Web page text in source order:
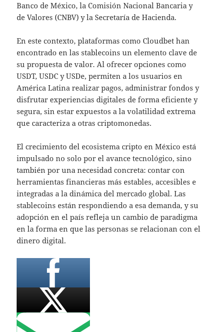
Banco de México, la Comisión Nacional Bancaria y
de Valores (CNBV) y la Secretaría de Hacienda.
En este contexto, plataformas como Cloudbet han
encontrado en las stablecoins un elemento clave de
su propuesta de valor. Al ofrecer opciones como
USDT, USDC y USDe, permiten a los usuarios en
América Latina realizar pagos, administrar fondos y
disfrutar experiencias digitales de forma eficiente y
segura, sin estar expuestos a la volatilidad extrema
que caracteriza a otras criptomonedas.
El crecimiento del ecosistema cripto en México está
impulsado no solo por el avance tecnológico, sino
también por una necesidad concreta: contar con
herramientas financieras más estables, accesibles e
integradas a la dinámica del mercado global. Las
stablecoins están respondiendo a esa demanda, y su
adopción en el país refleja un cambio de paradigma
en la forma en que las personas se relacionan con el
dinero digital.